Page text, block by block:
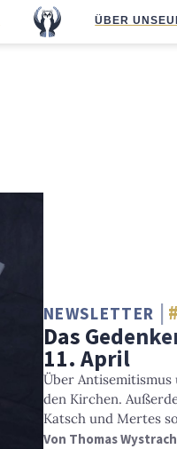
ÜBER UNS
NEWSLETTER
Das
11. April
Über
den Kirchen.
Katsch und Mertes
Von Thomas Wystrach